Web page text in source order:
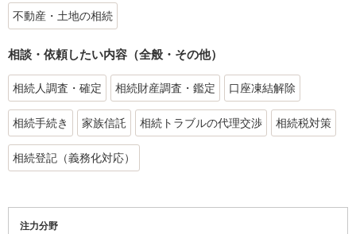
不動産・土地の相続
相談・依頼したい内容（全般・その他）
相続人調査・確定 相続財産調査・鑑定 口座凍結解除
相続手続き 家族信託 相続トラブルの代理交渉 相続税対策
相続登記（義務化対応）
注力分野